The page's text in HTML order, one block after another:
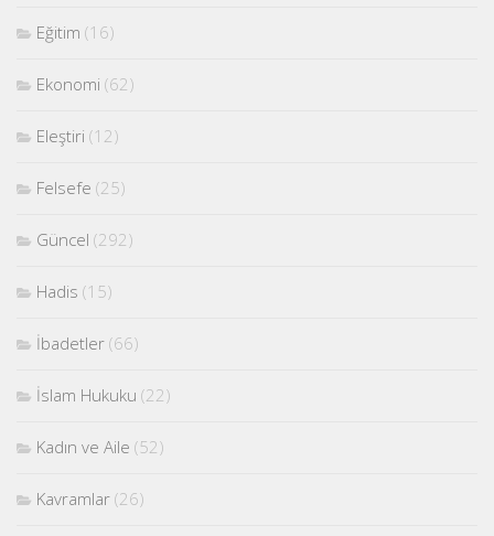
Eğitim (16)
Ekonomi (62)
Eleştiri (12)
Felsefe (25)
Güncel (292)
Hadis (15)
İbadetler (66)
İslam Hukuku (22)
Kadın ve Aile (52)
Kavramlar (26)